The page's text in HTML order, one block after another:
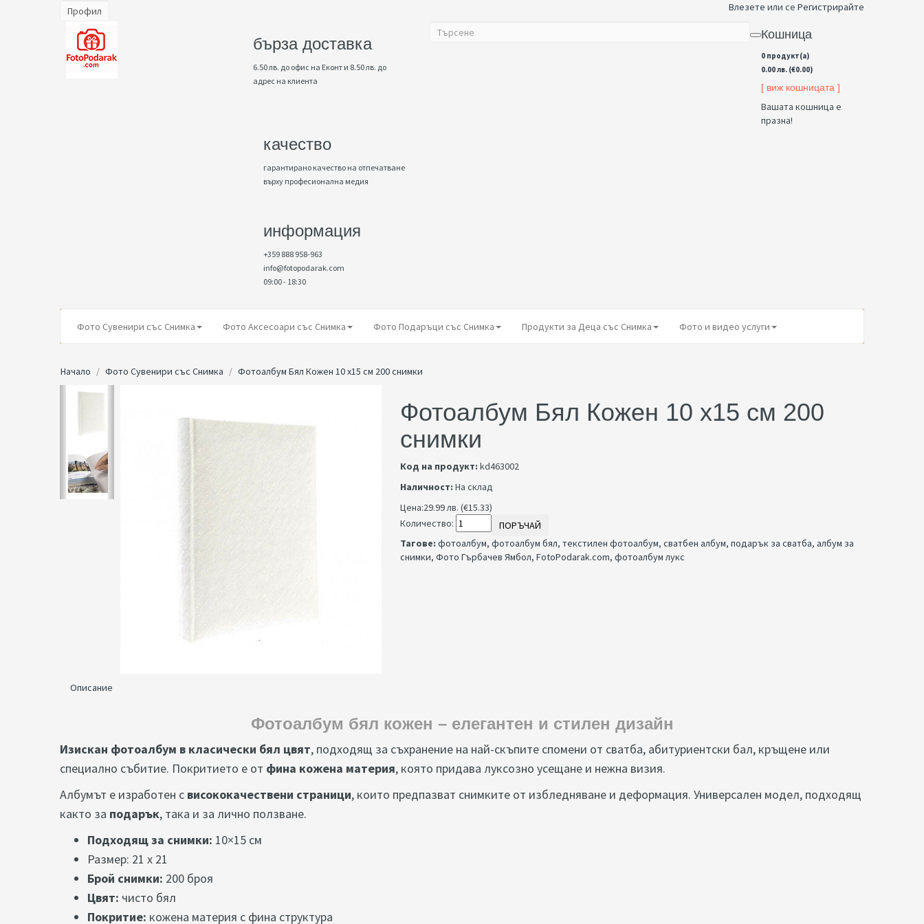
Профил Влезете или се Регистрирайте
бърза доставка
6.50 лв. до офис на Еконт и 8.50 лв. до
адрес на клиента
качество
гарантирано качество на отпечатване
върху професионална медия
информация
+359 888 958-963
info@fotopodarak.com
09:00 - 18:30
Кошница
0 продукт(а)
0.00 лв. (€0.00)
[ виж кошницата ]
Вашата кошница е
празна!
Фото Сувенири със Снимка Фото Аксесоари със Снимка Фото Подаръци със Снимка Продукти за Деца със Снимка Фото и видео услуги
Начало Фото Сувенири със Снимка Фотоалбум Бял Кожен 10 х15 см 200 снимки
Фотоалбум Бял Кожен 10 х15 см 200
снимки
Код на продукт: kd463002
Наличност: На склад
Цена:29.99 лв. (€15.33)
Количество:
ПОРЪЧАЙ
Тагове: фотоалбум, фотоалбум бял, текстилен фотоалбум, сватбен албум, подарък за сватба, албум за
снимки, Фото Гърбачев Ямбол, FotoPodarak.com, фотоалбум лукс
Описание
Фотоалбум бял кожен – елегантен и стилен дизайн
Изискан фотоалбум в класически бял цвят, подходящ за съхранение на най-скъпите спомени от сватба, абитуриентски бал, кръщене или
специално събитие. Покритието е от фина кожена материя, която придава луксозно усещане и нежна визия.
Албумът е изработен с висококачествени страници, които предпазват снимките от избледняване и деформация. Универсален модел, подходящ
както за подарък, така и за лично ползване.
Подходящ за снимки: 10×15 см
Размер: 21 х 21
Брой снимки: 200 броя
Цвят: чисто бял
Покритие: кожена материя с фина структура